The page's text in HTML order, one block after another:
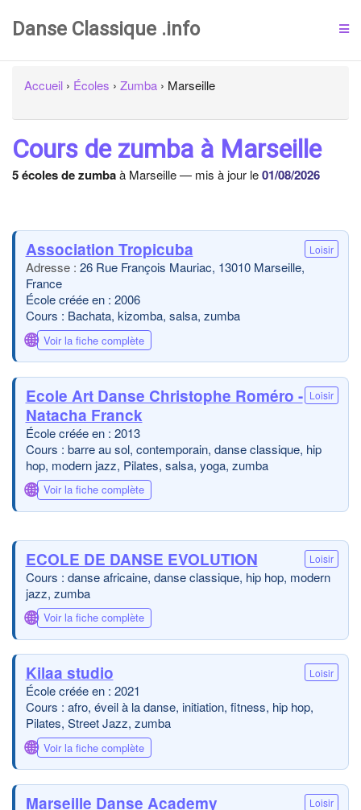
Danse Classique .info
Accueil › Écoles › Zumba › Marseille
Cours de zumba à Marseille
5 écoles de zumbaà Marseille — mis à jour le01/08/2026
Association Tropicuba Loisir
26 Rue François Mauriac, 13010 Marseille,
France
École créée en : 2006
Cours : Bachata, kizomba, salsa, zumba
🌐 Voir la fiche complète
Ecole Art Danse Christophe Roméro -
Natacha Franck
Loisir
École créée en : 2013
Cours : barre au sol, contemporain, danse classique, hip
hop, modern jazz, Pilates, salsa, yoga, zumba
🌐 Voir la fiche complète
ECOLE DE DANSE EVOLUTION Loisir
Cours : danse africaine, danse classique, hip hop, modern
jazz, zumba
🌐 Voir la fiche complète
Kilaa studio Loisir
École créée en : 2021
Cours : afro, éveil à la danse, initiation, fitness, hip hop,
Pilates, Street Jazz, zumba
🌐 Voir la fiche complète
Marseille Danse Academy Loisir